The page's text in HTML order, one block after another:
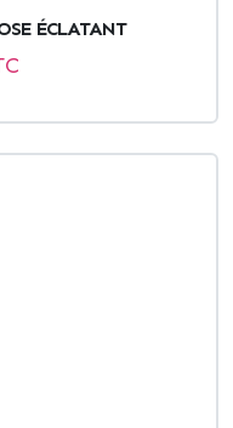
ÉCLATANT